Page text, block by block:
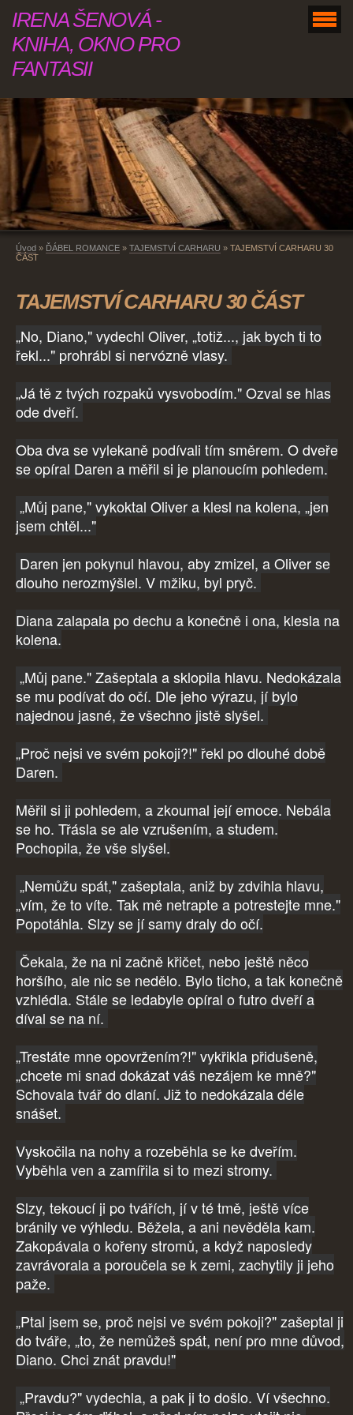
IRENA ŠENOVÁ -
KNIHA, OKNO PRO
FANTASII
Úvod » ĎÁBEL ROMANCE » TAJEMSTVÍ CARHARU » TAJEMSTVÍ CARHARU 30
ČÁST
TAJEMSTVÍ CARHARU 30 ČÁST
„No, Diano," vydechl Oliver, „totiž..., jak bych ti to
řekl..." prohrábl si nervózně vlasy.
„Já tě z tvých rozpaků vysvobodím." Ozval se hlas
ode dveří.
Oba dva se vylekaně podívali tím směrem. O dveře
se opíral Daren a měřil si je planoucím pohledem.
„Můj pane," vykoktal Oliver a klesl na kolena, „jen
jsem chtěl..."
Daren jen pokynul hlavou, aby zmizel, a Oliver se
dlouho nerozmýšlel. V mžiku, byl pryč.
Diana zalapala po dechu a konečně i ona, klesla na
kolena.
„Můj pane." Zašeptala a sklopila hlavu. Nedokázala
se mu podívat do očí. Dle jeho výrazu, jí bylo
najednou jasné, že všechno jistě slyšel.
„Proč nejsi ve svém pokoji?!" řekl po dlouhé době
Daren.
Měřil si ji pohledem, a zkoumal její emoce. Nebála
se ho. Třásla se ale vzrušením, a studem.
Pochopila, že vše slyšel.
„Nemůžu spát," zašeptala, aniž by zdvihla hlavu,
„vím, že to víte. Tak mě netrapte a potrestejte mne."
Popotáhla. Slzy se jí samy draly do očí.
Čekala, že na ni začně křičet, nebo ještě něco
horšího, ale nic se nedělo. Bylo ticho, a tak konečně
vzhlédla. Stále se ledabyle opíral o futro dveří a
díval se na ní.
„Trestáte mne opovržením?!" vykřikla přidušeně,
„chcete mi snad dokázat váš nezájem ke mně?"
Schovala tvář do dlaní. Již to nedokázala déle
snášet.
Vyskočila na nohy a rozeběhla se ke dveřím.
Vyběhla ven a zamířila si to mezi stromy.
Slzy, tekoucí ji po tvářích, jí v té tmě, ještě více
bránily ve výhledu. Běžela, a ani nevěděla kam.
Zakopávala o kořeny stromů, a když naposledy
zavrávorala a poroučela se k zemi, zachytily ji jeho
paže.
„Ptal jsem se, proč nejsi ve svém pokoji?" zašeptal ji
do tváře, „to, že nemůžeš spát, není pro mne důvod,
Diano. Chci znát pravdu!"
„Pravdu?" vydechla, a pak ji to došlo. Ví všechno.